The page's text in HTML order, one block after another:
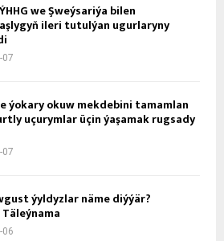
we Şweýsariýa bilen
ileri tutulýan ugurlaryny
07
ýokary okuw mekdebini tamamlan
uçurymlar üçin ýaşamak rugsady
07
ýyldyzlar näme diýýär?
06